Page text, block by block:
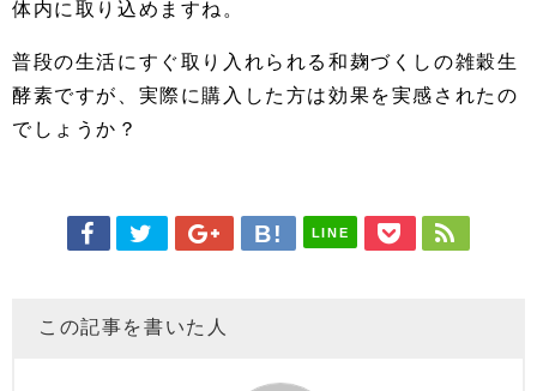
体内に取り込めますね。
普段の生活にすぐ取り入れられる和麹づくしの雑穀生
酵素ですが、実際に購入した方は効果を実感されたの
でしょうか？
LINE
この記事を書いた人